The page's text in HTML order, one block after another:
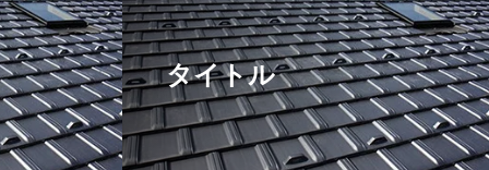
タイトル